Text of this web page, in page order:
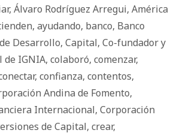
, Álvaro Rodríguez Arregui, América
, ayudando, banco, Banco
Desarrollo, Capital, Co-fundador y
de IGNIA, colaboró, comenzar,
, confianza, contentos,
Andina de Fomento,
Internacional, Corporación
de Capital, crear,